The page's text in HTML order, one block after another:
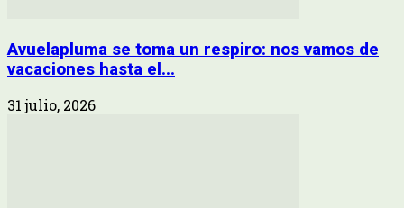
Avuelapluma se toma un respiro: nos vamos de
vacaciones hasta el...
31 julio, 2026